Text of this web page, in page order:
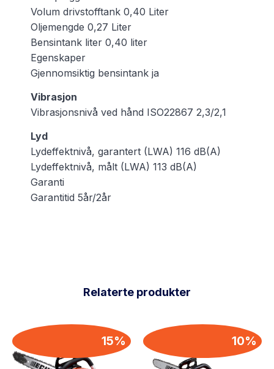
Volum drivstofftank 0,40 Liter
Oljemengde 0,27 Liter
Bensintank liter 0,40 liter
Egenskaper
Gjennomsiktig bensintank ja
Vibrasjon
Vibrasjonsnivå ved hånd ISO22867 2,3/2,1
Lyd
Lydeffektnivå, garantert (LWA) 116 dB(A)
Lydeffektnivå, målt (LWA) 113 dB(A)
Garanti
Garantitid 5år/2år
Relaterte produkter
15% 10%